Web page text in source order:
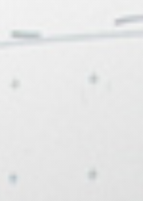
Coburg
für …